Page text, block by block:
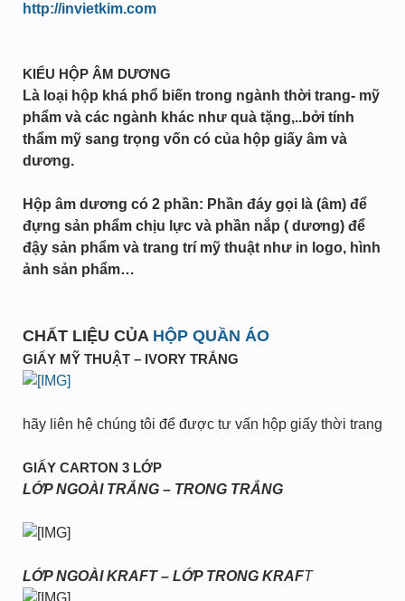
http://invietkim.com
KIỂU HỘP ÂM DƯƠNG
Là loại hộp khá phổ biến trong ngành thời trang- mỹ
phẩm và các ngành khác như quà tặng,..bởi tính
thẩm mỹ sang trọng vốn có của hộp giấy âm và
dương.
Hộp âm dương có 2 phần: Phần đáy gọi là (âm) để
đựng sản phẩm chịu lực và phần nắp ( dương) để
đậy sản phẩm và trang trí mỹ thuật như in logo, hình
ảnh sản phẩm…
CHẤT LIỆU CỦA HỘP QUẦN ÁO
GIẤY MỸ THUẬT – IVORY TRẮNG
hãy liên hệ chúng tôi để được tư vấn hộp giấy thời trang
GIẤY CARTON 3 LỚP
LỚP NGOÀI TRẮNG – TRONG TRẮNG
LỚP NGOÀI KRAFT – LỚP TRONG KRAFT